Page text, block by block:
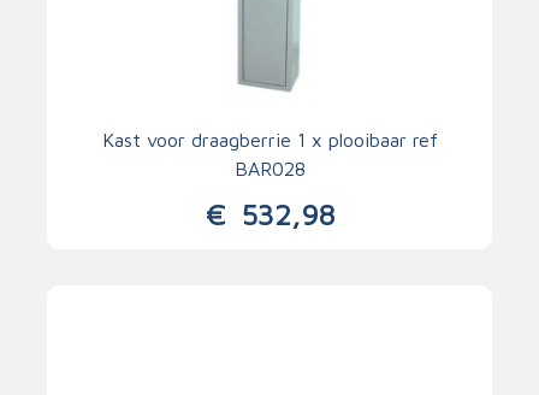
Kast voor draagberrie 1 x plooibaar ref
BAR028
€532,98